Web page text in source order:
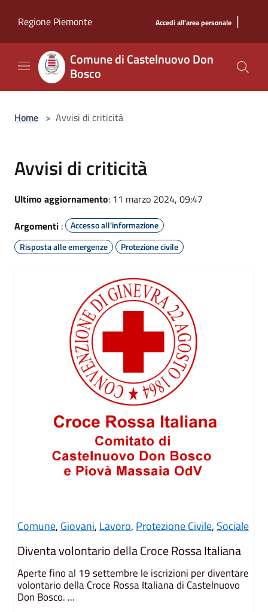
Regione Piemonte
Accedi all'area personale |
Comune di Castelnuovo Don
Bosco
Home > Avvisi di criticità
Avvisi di criticità
Ultimo aggiornamento: 11 marzo 2024, 09:47
Argomenti :
Accesso all'informazione
Risposta alle emergenze
Protezione civile
Comune, Giovani, Lavoro, Protezione Civile, Sociale
Diventa volontario della Croce Rossa Italiana
Aperte fino al 19 settembre le iscrizioni per diventare
volontario della Croce Rossa Italiana di Castelnuovo
Don Bosco. ...